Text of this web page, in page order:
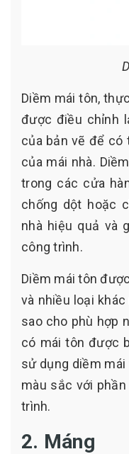
Diềm mái tôn,
được điều chỉnh
của bản vẽ để có
của mái nhà.
trong các cửa
chống dột hoặc
nhà hiệu quả và
công trình.
Diềm mái tôn
và nhiều loại
sao cho phù hợp
có mái tôn được
sử dụng diềm
màu sắc với
trình.
2. Máng